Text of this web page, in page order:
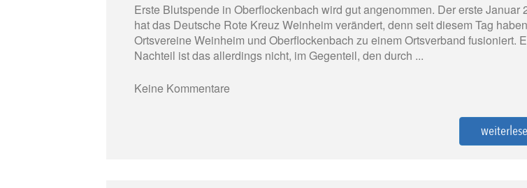
Erste Blutspende in Oberflockenbach wird gut angenommen. Der erste Januar
hat das Deutsche Rote Kreuz Weinheim verändert, denn seit diesem Tag
Ortsvereine Weinheim und Oberflockenbach zu einem Ortsverband fusioniert.
Nachteil ist das allerdings nicht, im Gegenteil, den durch ...
Keine Kommentare